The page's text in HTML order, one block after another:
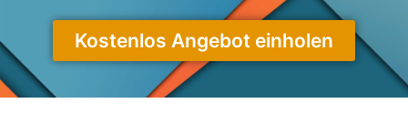
Kostenlos Angebot einholen